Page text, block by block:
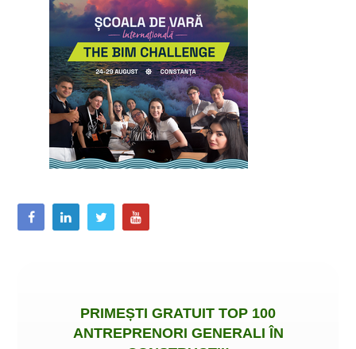
PRIMEȘTI GRATUIT TOP 100
ANTREPRENORI GENERALI ÎN